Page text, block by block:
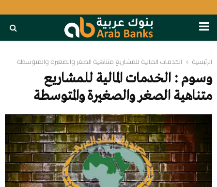
PRIMARY
MENU
الرئيسية الخدمات المالية للمشاريع متناهية الصغر والصغيرة والمتوسطة
وسوم : الخدمات المالية للمشاريع
متناهية الصغر والصغيرة والمتوسطة